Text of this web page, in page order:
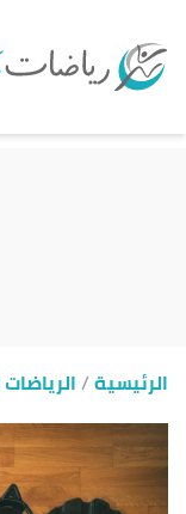
الرئيسية